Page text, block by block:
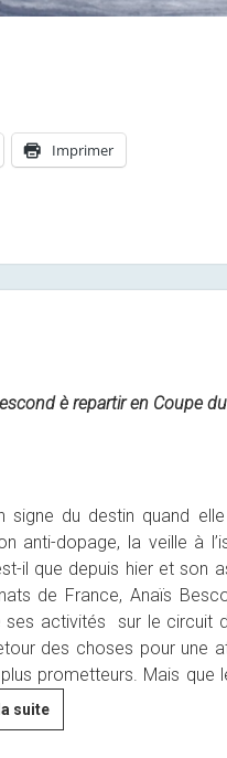
Imprimer
è repartir en Coupe du
signe du destin quand
anti-dopage, la veille à
il que depuis hier et son
de France, Anaïs
ses activités sur le circuit
des choses pour une
prometteurs. Mais
suiteEncore
une